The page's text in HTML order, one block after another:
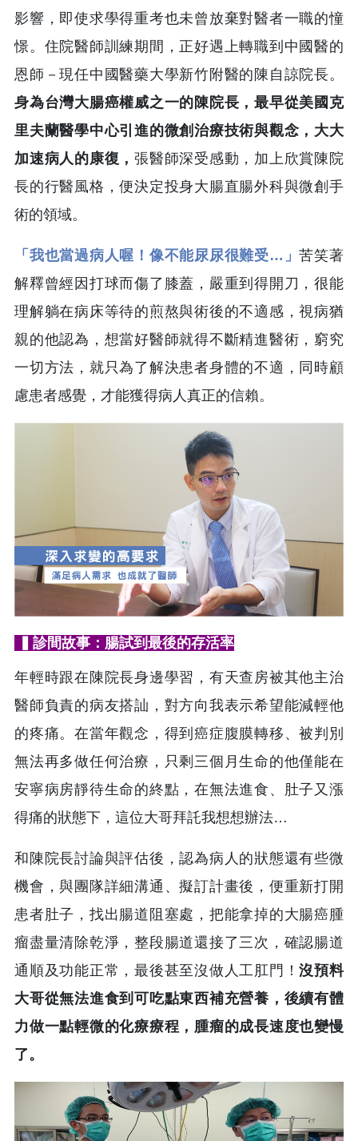
影響，即使求學得重考也未曾放棄對醫者一職的憧
憬。住院醫師訓練期間，正好遇上轉職到中國醫的
恩師－現任中國醫藥大學新竹附醫的陳自諒院長。
身為台灣大腸癌權威之一的陳院長，最早從美國克
里夫蘭醫學中心引進的微創治療技術與觀念，大大
加速病人的康復，張醫師深受感動，加上欣賞陳院
長的行醫風格，便決定投身大腸直腸外科與微創手
術的領域。
「我也當過病人喔！像不能尿尿很難受…」苦笑著
解釋曾經因打球而傷了膝蓋，嚴重到得開刀，很能
理解躺在病床等待的煎熬與術後的不適感，視病猶
親的他認為，想當好醫師就得不斷精進醫術，窮究
一切方法，就只為了解決患者身體的不適，同時顧
慮患者感覺，才能獲得病人真正的信賴。
▍診間故事：腸試到最後的存活率
年輕時跟在陳院長身邊學習，有天查房被其他主治
醫師負責的病友搭訕，對方向我表示希望能減輕他
的疼痛。在當年觀念，得到癌症腹膜轉移、被判別
無法再多做任何治療，只剩三個月生命的他僅能在
安寧病房靜待生命的終點，在無法進食、肚子又漲
得痛的狀態下，這位大哥拜託我想想辦法…
和陳院長討論與評估後，認為病人的狀態還有些微
機會，與團隊詳細溝通、擬訂計畫後，便重新打開
患者肚子，找出腸道阻塞處，把能拿掉的大腸癌腫
瘤盡量清除乾淨，整段腸道還接了三次，確認腸道
通順及功能正常，最後甚至沒做人工肛門！沒預料
大哥從無法進食到可吃點東西補充營養，後續有體
力做一點輕微的化療療程，腫瘤的成長速度也變慢
了。